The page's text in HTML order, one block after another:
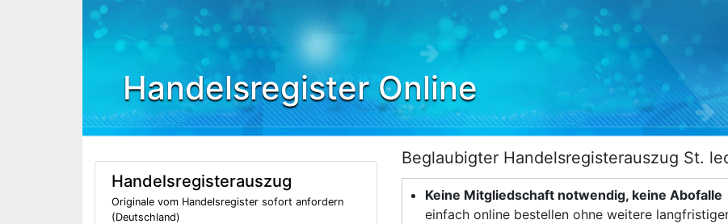
Handelsregister Online
Handelsregisterauszug
Originale vom Handelsregister sofort anfordern
(Deutschland)
Beglaubigter Handelsregisterauszug St.
Keine Mitgliedschaft notwendig, keine Abofalle
einfach online bestellen ohne weitere